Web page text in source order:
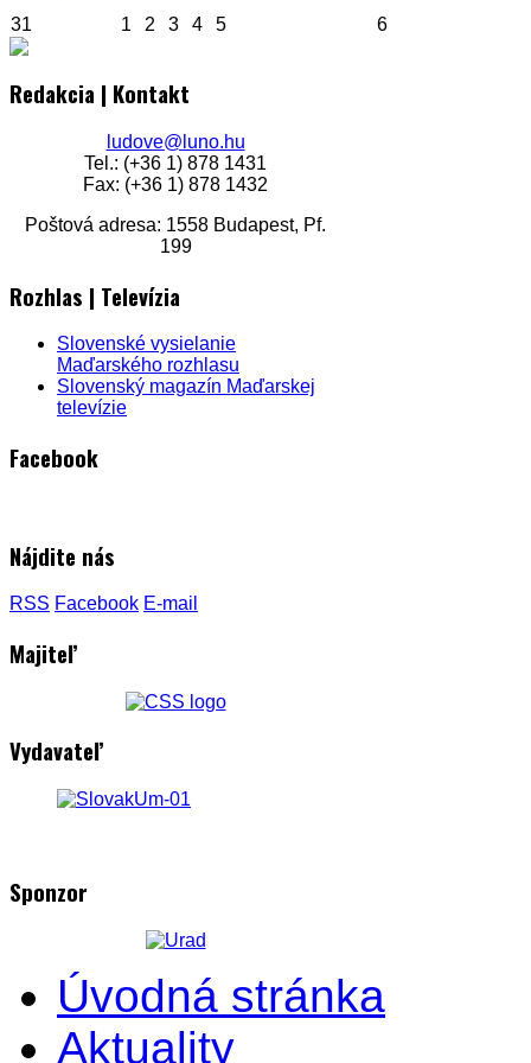
31 1 2 3 4 5 6
Redakcia | Kontakt
ludove@luno.hu
Tel.: (+36 1) 878 1431
Fax: (+36 1) 878 1432
Poštová adresa: 1558 Budapest, Pf.
199
Rozhlas | Televízia
Slovenské vysielanie
Maďarského rozhlasu
Slovenský magazín Maďarskej
televízie
Facebook
Nájdite nás
RSS Facebook E-mail
Majiteľ
Vydavateľ
Sponzor
Úvodná stránka
Aktuality